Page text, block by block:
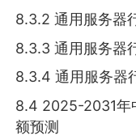
8.3.2 通用服务器
8.3.3 通用服务器
8.3.4 通用服务器
8.4 2025-2031年
额预测